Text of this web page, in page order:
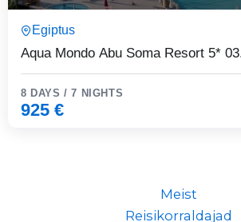
Egiptus
Aqua Mondo Abu Soma Resort 5*
8 DAYS / 7 NIGHTS
925 €
Meist
Reisikorraldajad